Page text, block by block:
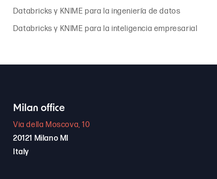
Databricks y KNIME para la ingeniería de datos
Databricks y KNIME para la inteligencia empresarial
Milan office
Via della Moscova, 10
20121 Milano MI
Italy